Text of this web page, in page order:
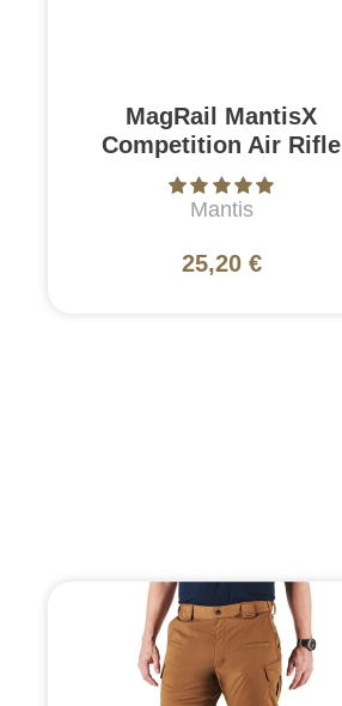
MagRail MantisX
Competition Air Rifle
Mantis
25,20 €